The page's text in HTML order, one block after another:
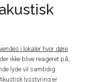
i lokaler hvor døre
der ikke blive reageret på,
lyde vil samtidig
lysstyring er